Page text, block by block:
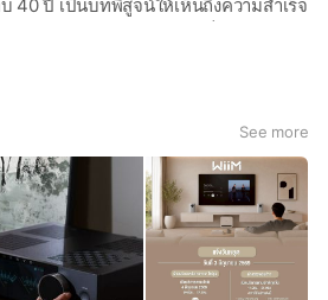
40 ปี เป็นบทพิสูจน์ให้เห็นถึงความสำเร็จ
ยงในประเทศไทย ไม่ว่าจะเป็นแบรนด์
ขา Siam Paragon, The Mall บางกะปิ,
The Mall โคราช และใน PowerBuy
เป็นต้น
See more